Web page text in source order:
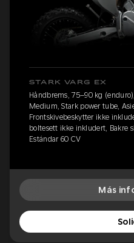
STARK VARG EX
Håndbrems, 75–90 kg
Medium, Stark power tube,
Frontskivebeskytter ikke
boltesett ikke inkludert, Bakre
Estándar 60 CV
Más